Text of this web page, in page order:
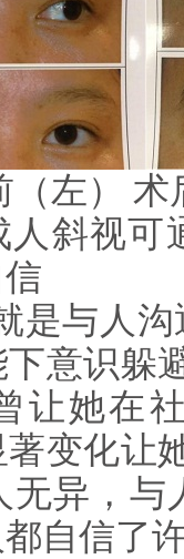
（左） 术
人斜视
是与人
意识躲
让她在
变化让
无异，与
自信了